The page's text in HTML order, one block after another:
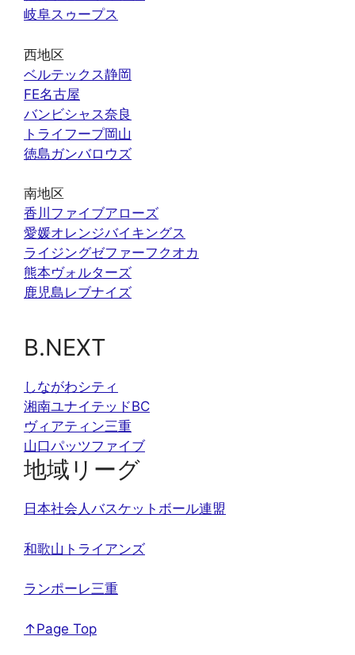
岐阜スゥープス
西地区
ベルテックス静岡
FE名古屋
バンビシャス奈良
トライフープ岡山
徳島ガンバロウズ
南地区
香川ファイブアローズ
愛媛オレンジバイキングス
ライジングゼファーフクオカ
熊本ヴォルターズ
鹿児島レブナイズ
B.NEXT
しながわシティ
湘南ユナイテッドBC
ヴィアティン三重
山口パッツファイブ
地域リーグ
日本社会人バスケットボール連盟
和歌山トライアンズ
ランポーレ三重
↑Page Top